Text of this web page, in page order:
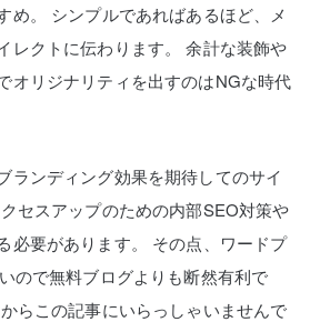
。
シンプルであればあるほど、メ
レクトに伝わります。
余計な装飾や
オリジナリティを出すのはNGな時代
ランディング効果を期待してのサイ
セスアップのための内部SEO対策や
要があります。
その点、ワードプ
ので無料ブログよりも断然有利で
らこの記事にいらっしゃいませんで